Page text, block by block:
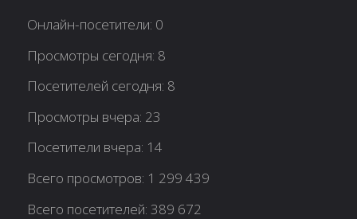
Онлайн-посетители: 0
Просмотры сегодня: 8
Посетителей сегодня: 8
Просмотры вчера: 23
Посетители вчера: 14
Всего просмотров: 1 299 439
Всего посетителей:389 672